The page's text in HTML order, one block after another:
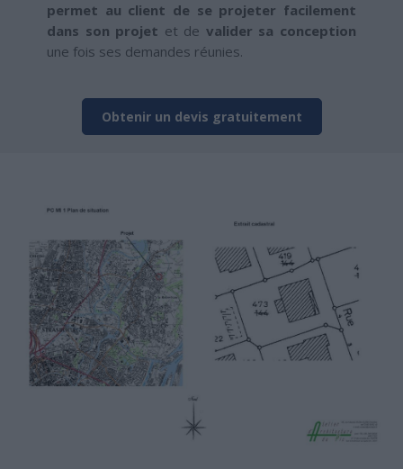
permet au client de se projeter facilement
dans son projet et de valider sa conception
une fois ses demandes réunies.
Obtenir un devis gratuitement